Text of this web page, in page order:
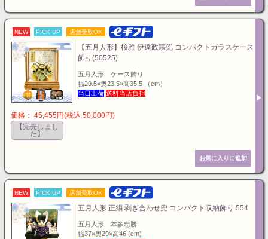
NEW PICK UP 店舗受取OK
【五月人形】桜雅 伊達政宗兜 コンパクトガラスケース
飾り(50525)
五月人形 ケース飾り
幅29.5×奥23.5×高35.5 （cm）
当日出荷 送料当店負担
価格： 45,455円(税込 50,000円)
【完売しまし
た】
NEW PICK UP 店舗受取OK
五月人形 正絹 剥ぎ合わせ兜 コンパクト収納飾り 554
五月人形 本多忠勝
幅37×奥29×高46 (cm)